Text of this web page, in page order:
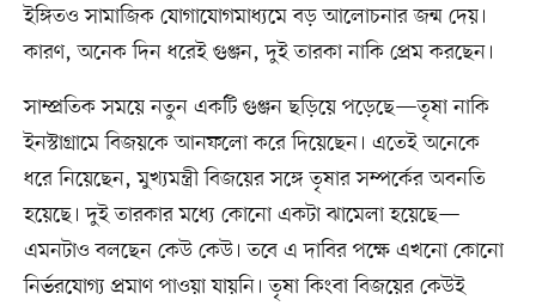
ইঙ্গিতও সামাজিক যোগাযোগমাধ্যমে বড় আলোচনার জন্ম দেয়।
কারণ, অনেক দিন ধরেই গুঞ্জন, দুই তারকা নাকি প্রেম করছেন।
সাম্প্রতিক সময়ে নতুন একটি গুঞ্জন ছড়িয়ে পড়েছে—তৃষা নাকি
ইনস্টাগ্রামে বিজয়কে আনফলো করে দিয়েছেন। এতেই অনেকে
ধরে নিয়েছেন, মুখ্যমন্ত্রী বিজয়ের সঙ্গে তৃষার সম্পর্কের অবনতি
হয়েছে। দুই তারকার মধ্যে কোনো একটা ঝামেলা হয়েছে—
এমনটাও বলছেন কেউ কেউ। তবে এ দাবির পক্ষে এখনো কোনো
নির্ভরযোগ্য প্রমাণ পাওয়া যায়নি। তৃষা কিংবা বিজয়ের কেউই